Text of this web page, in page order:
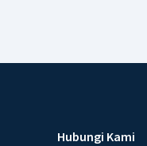
Hubungi Kami